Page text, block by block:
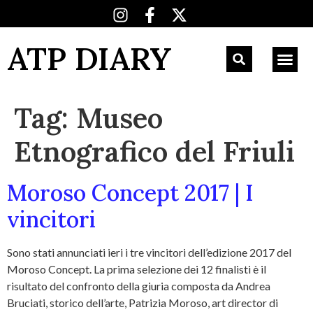
ATP DIARY
Tag: Museo
Etnografico del Friuli
Moroso Concept 2017 | I
vincitori
Sono stati annunciati ieri i tre vincitori dell’edizione 2017 del
Moroso Concept. La prima selezione dei 12 finalisti è il
risultato del confronto della giuria composta da Andrea
Bruciati, storico dell’arte, Patrizia Moroso, art director di